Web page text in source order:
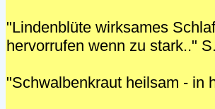
"Lindenblüte wirksames
hervorrufen wenn zu stark.."
"Schwalbenkraut heilsam - in